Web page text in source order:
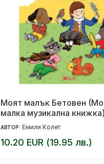
Моят малък Бетовен
малка музикална книжка)
АВТОР: Емили Колет
10.20 EUR (19.95 лв.)